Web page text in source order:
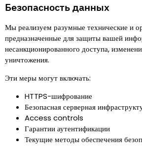
Безопасность данных
Мы реализуем разумные технические и
предназначенные для защиты вашей
несанкционированного доступа,
уничтожения.
Эти меры могут включать:
HTTPS-шифрование
Безопасная серверная
Access controls
Гарантии аутентификации
Текущие методы обеспечения